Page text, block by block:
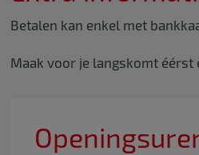
Betalen kan enkel met
Maak voor je langskomt éérst